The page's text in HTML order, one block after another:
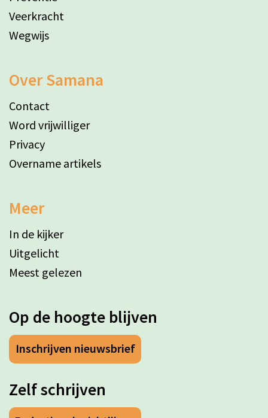
Veerkracht
Wegwijs
Over Samana
Contact
Word vrijwilliger
Privacy
Overname artikels
Meer
In de kijker
Uitgelicht
Meest gelezen
Op de hoogte blijven
Inschrijven nieuwsbrief
Zelf schrijven